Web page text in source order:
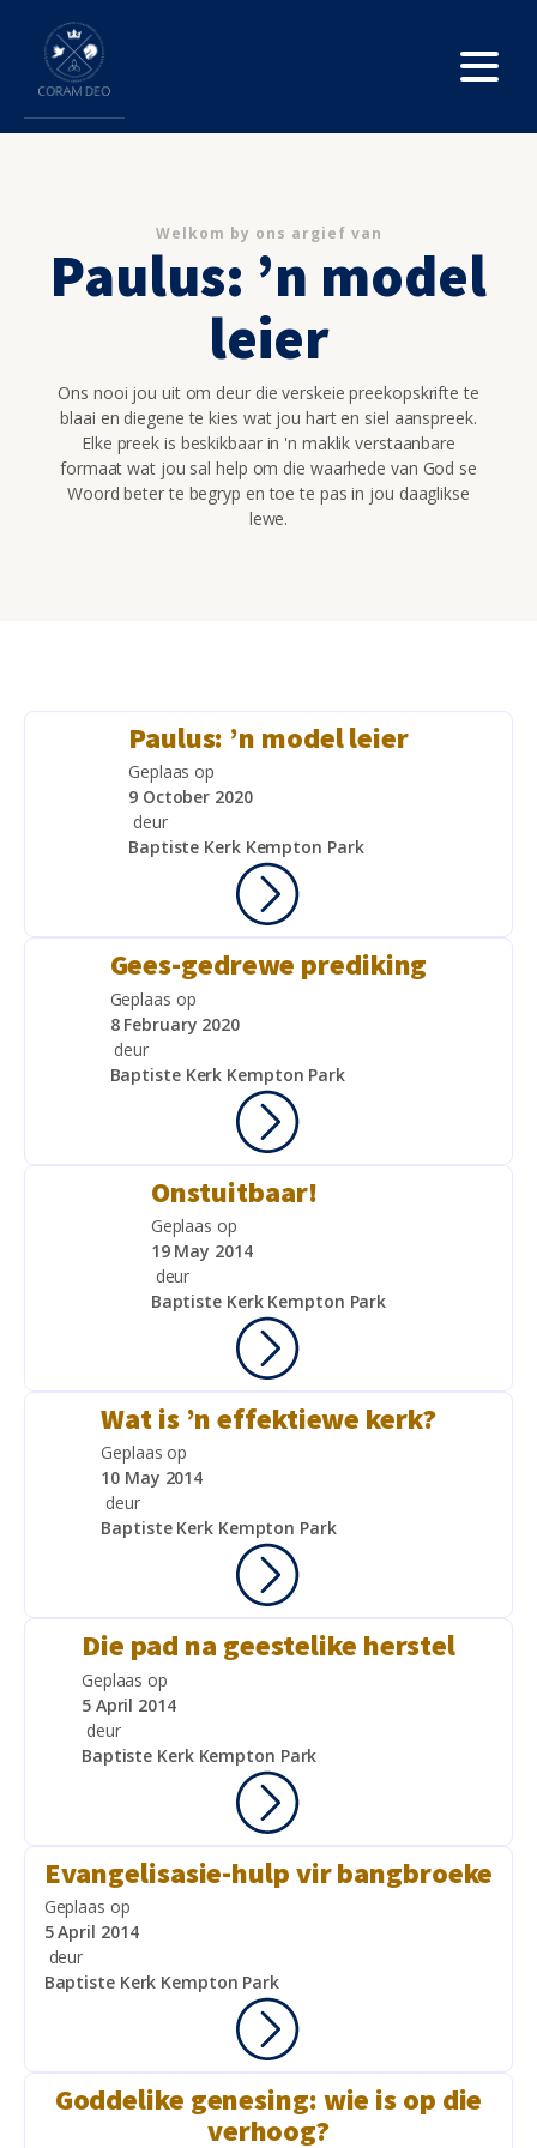
Welkom by ons argief van
Paulus: ’n model
leier
Ons nooi jou uit om deur die verskeie preekopskrifte te
blaai en diegene te kies wat jou hart en siel aanspreek.
Elke preek is beskikbaar in 'n maklik verstaanbare
formaat wat jou sal help om die waarhede van God se
Woord beter te begryp en toe te pas in jou daaglikse
lewe.
Paulus: ’n model leier
Geplaas op
9 October 2020
deur
Baptiste Kerk Kempton Park
Gees-gedrewe prediking
Geplaas op
8 February 2020
deur
Baptiste Kerk Kempton Park
Onstuitbaar!
Geplaas op
19 May 2014
deur
Baptiste Kerk Kempton Park
Wat is ’n effektiewe kerk?
Geplaas op
10 May 2014
deur
Baptiste Kerk Kempton Park
Die pad na geestelike herstel
Geplaas op
5 April 2014
deur
Baptiste Kerk Kempton Park
Evangelisasie-hulp vir bangbroeke
Geplaas op
5 April 2014
deur
Baptiste Kerk Kempton Park
Goddelike genesing: wie is op die
verhoog?